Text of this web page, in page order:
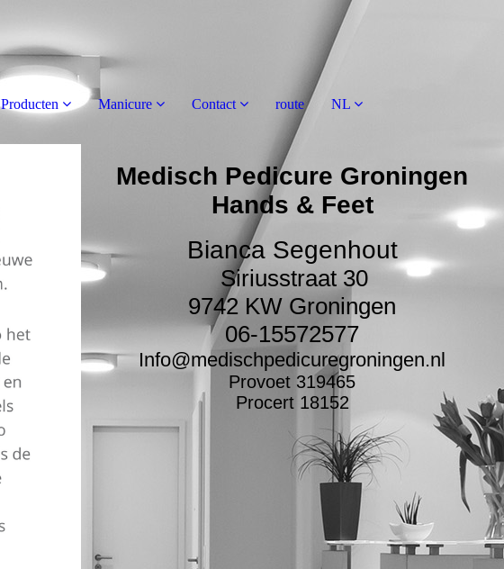
Producten Manicure Contact route NL
Medisch Pedicure Groningen
Hands & Feet
Bianca Segenhout
Siriusstraat 30
9742 KW Groningen
06-15572577
Info@medischpedicuregroningen.nl
Provoet 319465
Procert 18152